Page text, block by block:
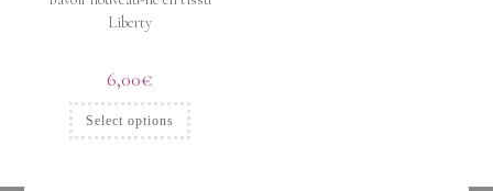
Liberty
6,00€
Select options